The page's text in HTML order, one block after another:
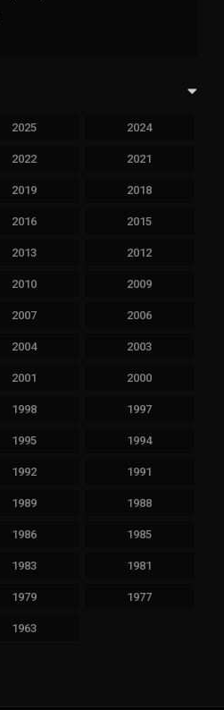
2025 2024
2022 2021
2019 2018
2016 2015
2013 2012
2010 2009
2007 2006
2004 2003
2001 2000
1998 1997
1995 1994
1992 1991
1989 1988
1986 1985
1983 1981
1979 1977
1963